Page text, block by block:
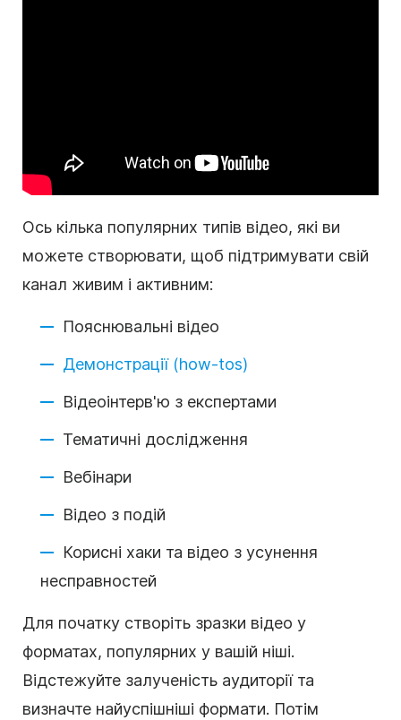
Ось кілька популярних типів відео, які ви
можете створювати, щоб підтримувати свій
канал живим і активним:
Пояснювальні відео
Демонстрації (how-tos)
Відеоінтерв'ю з експертами
Тематичні дослідження
Вебінари
Відео з подій
Корисні хаки та відео з усунення
несправностей
Для початку створіть зразки відео у
форматах, популярних у вашій ніші.
Відстежуйте залученість аудиторії та
визначте найуспішніші формати. Потім